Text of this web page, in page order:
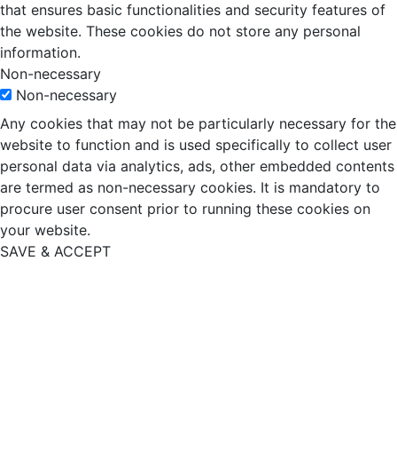
that ensures basic functionalities and security features of
the website. These cookies do not store any personal
information.
Non-necessary
Non-necessary
Any cookies that may not be particularly necessary for the
website to function and is used specifically to collect user
personal data via analytics, ads, other embedded contents
are termed as non-necessary cookies. It is mandatory to
procure user consent prior to running these cookies on
your website.
SAVE & ACCEPT